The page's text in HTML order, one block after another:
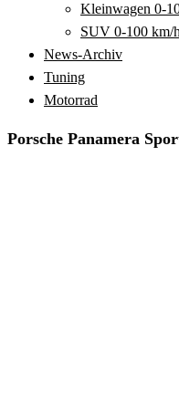
Kleinwagen 0-
SUV 0-100 km/h
News-Archiv
Tuning
Motorrad
Porsche Panamera